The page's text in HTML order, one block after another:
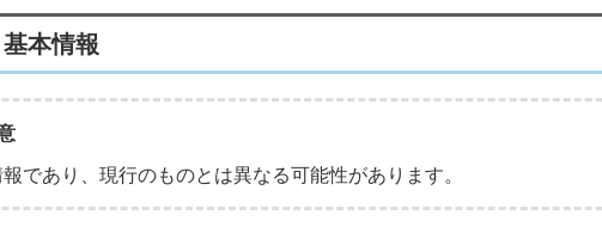
本情報
であり、現行のものとは異なる可能性があります。